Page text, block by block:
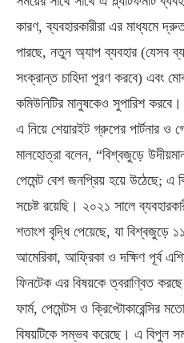
কারণ, ব্যবহারকারীরা এর মাধ্যমে
পারছে, নতুন অ্যাপ ব্যবহার (যেসব
সংক্রান্ত চাহিদা পূরণ করবে) এবং
কমিউনিটির মানুষকেও সুপারিশ করবে।
এ নিয়ে শেয়ারইট গ্রুপের পার্টনার ও
মালহোত্রা বলেন, “বিশ্বজুড়ে
পেমেন্ট বেশ জনপ্রিয় হয়ে উঠেছে; এ
সচেষ্ট রয়েছি। ২০২১ সালে
শতাংশ বৃদ্ধি পেয়েছে, যা বিশ্বজুড়ে
আমেরিকা, আফ্রিকা ও দক্ষিণ পূর্ব
ফিনটেক এর বিষয়কে ত্বরাণ্বিত
ফার্ম, পেমেন্টস ও ক্রিপ্টোকারেন্সির
বিষয়টিকে সম্ভব করেছে। এ বিপুল